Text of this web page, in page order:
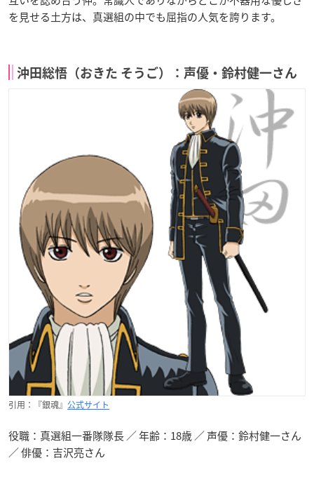
を見せる土方は、真選組の中でも屈指の人気を誇ります。
沖田総悟（おきた そうご）：声優・鈴村健一さん
引用：『銀魂』 公式サイト
役職：真選組一番隊隊長 ／ 年齢：18歳 ／ 声優：鈴村健一さん
／ 俳優：吉沢亮さん